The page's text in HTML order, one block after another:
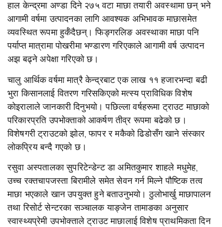
हाल केन्द्रमा अण्डा दिने २७५ वटा माछा तयारी अवस्थामा छन् भने
आगामी वर्षमा उत्पादनका लागि आवश्यक अभिभावक माछासमेत
व्यवस्थित रूपमा हुर्कँदैछन्। फिङ्गरलिङ अवस्थाका माछा पनि
पर्याप्त मात्रामा पोखरीमा भण्डारण गरिएकाले आगामी वर्ष उत्पादन
अझ बढ्ने अपेक्षा गरिएको छ।
चालु आर्थिक वर्षमा मात्रै केन्द्रबाट एक लाख ११ हजारभन्दा बढी
भुरा किसानलाई वितरण गरिसकिएको मत्स्य प्राविधिक विशेष
कोइरालाले जानकारी दिनुभयो। पछिल्ला वर्षहरूमा ट्राउट माछाको
परिकारप्रति उपभोक्ताको आकर्षण तीव्र रूपमा बढेको छ।
विशेषगरी ट्राउटको झोल, फापर र मकैको ढिडोसँग खाने संस्कार
लोकप्रिय बन्दै गएको छ।
रसुवा अस्पतालका सुपरिटेन्डेन्ट डा अमितकुमार शाहले मधुमेह,
उच्च रक्तचापजस्ता बिरामीले समेत सेवन गर्न मिल्ने पौष्टिक तत्व
माछा भएकाले खान उपयुक्त हुने बताउनुभयो। ठुलोभार्खु माछापालन
तथा रिसोर्ट सेन्टरका सञ्चालक याङ्जेन तामाङका अनुसार
स्वास्थ्यप्रेमी उपभोक्ताले ट्राउट माछालाई विशेष प्राथमिकता दिन